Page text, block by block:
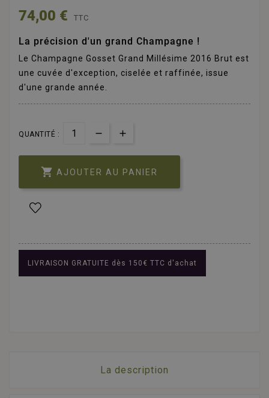
74,00 € TTC
La précision d'un grand Champagne !
Le Champagne Gosset Grand Millésime 2016 Brut est
une cuvée d'exception, ciselée et raffinée, issue
d'une grande année.
QUANTITÉ :
 AJOUTER AU PANIER
LIVRAISON GRATUITE dès 150€ TTC d'achat
La description